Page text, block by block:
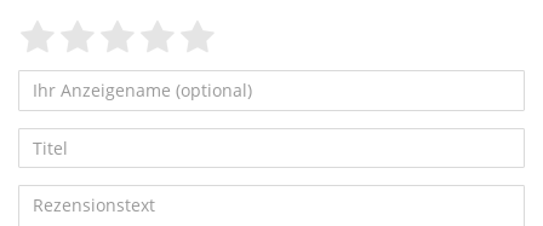
Bewertungssterne
von
5
Bewertungssternen
4
von
5
Bewertungssternen
3
von
5
Bewertungssternen
2
von
5
Bewertungssternen
1
von
5
Bewertungssternen
Ihr
Anzeigename
(optional)
Platzhalter
Titel